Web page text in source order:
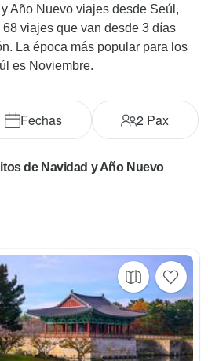
Año Nuevo viajes desde Seúl,
viajes que van desde 3 días
La época más popular para los
es Noviembre.
Fechas 2 Pax
de Navidad y Año Nuevo